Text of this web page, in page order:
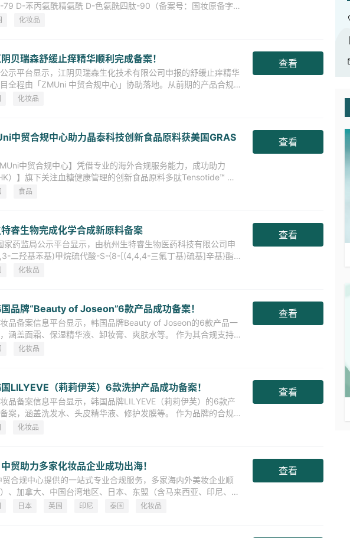
79 D-苯丙氨酰精氨酰 D-色氨酰四肽-90（备案号：国妆原备字
，进入公
化妆品
贝瑞森舒缓止痒精华顺利完成备案！
示平台显示，江阴贝瑞森生化技术有限公司申报的舒缓止痒精华
全程由「ZMUni 中贸合规中心」协助落地。从前期的产品合规
到提交和审批过程中，我们
化妆品
查看
中贸合规中心助力晶泰科技创新食品原料获美国GRAS
中贸合规中心】凭借专业的海外合规服务能力，成功助力
）】旗下关注血糖健康管理的创新食品原料多肽Tensotide™ 取
食品
查看
睿生物完成化学合成新原料备案
家药监局公示平台显示，由杭州生特睿生物医药科技有限公司申
二羟基苯基)甲烷硫代酸-S-{8-[(4,4,4-三氟丁基)硫基]辛基}酯
化妆品
查看
品牌“Beauty of Joseon”6款产品成功备案！
品备案信息平台显示，韩国品牌Beauty of Joseon的6款产品一
涵盖面霜、保湿精华液、卸妆膏、爽肤水等。 作为其合规支持
中心凭
化妆品
查看
LILYEVE（莉莉伊芙）6款洗护产品成功备案！
品备案信息平台显示，韩国品牌LILYEVE（莉莉伊芙）的6款产
案，涵盖洗发水、头皮精华液、修护发膜等。 作为品牌的合规
合规中心通过专业
化妆品
查看
贸助力多家化妆品企业成功出海！
合规中心提供的一站式专业合规服务，多家海内外美妆企业顺
、加拿大、中国台湾地区、日本、东盟（含马来西亚、印尼、泰
国及地区的化妆品出口合
日本 英国 印尼 泰国 化妆品
查看